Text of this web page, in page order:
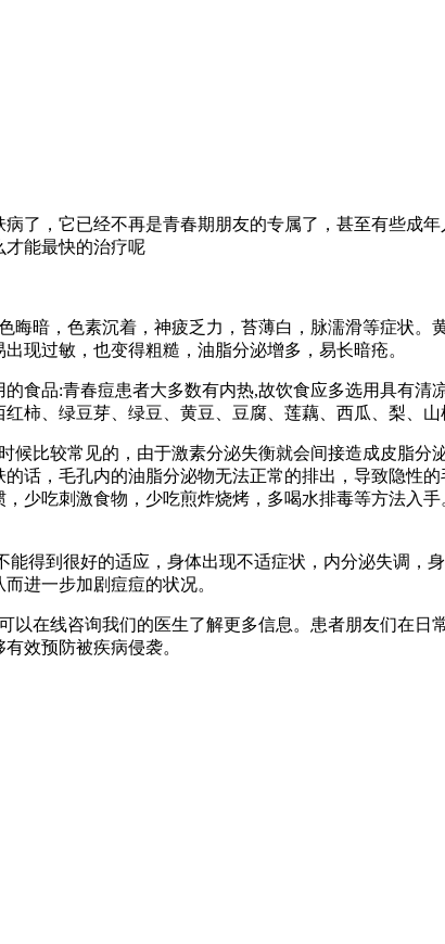
了，它已经不再是青春期朋友的专属了，甚至有些成
才能最快的治疗呢
晦暗，色素沉着，神疲乏力，苔薄白，脉濡滑等症状
现过敏，也变得粗糙，油脂分泌增多，易长暗疮。
食品:青春痘患者大多数有内热,故饮食应多选用具有清
柿、绿豆芽、绿豆、黄豆、豆腐、莲藕、西瓜、梨、山
比较常见的，由于激素分泌失衡就会间接造成皮脂分
话，毛孔内的油脂分泌物无法正常的排出，导致隐性
少吃刺激食物，少吃煎炸烧烤，多喝水排毒等方法入
能得到很好的适应，身体出现不适症状，内分泌失调，
进一步加剧痘痘的状况。
以在线咨询我们的医生了解更多信息。患者朋友们在
效预防被疾病侵袭。